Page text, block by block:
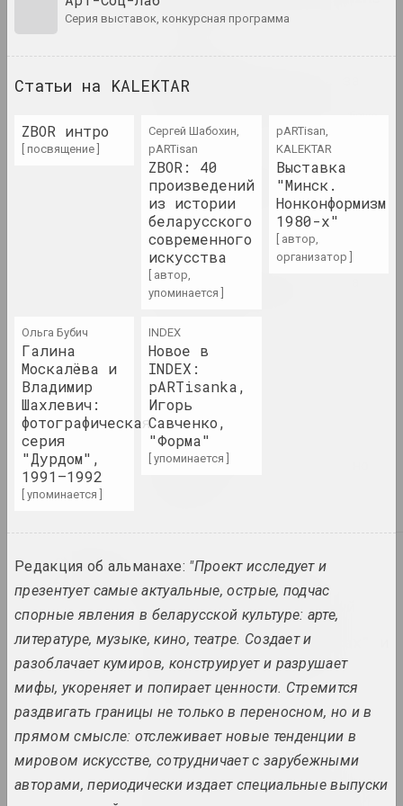
публикация
Беларусское искусство за
рубежом: апрель 2023
Андрей Дурейко
Беларусское искусство за
рубежом: май 2023
публикация
Андрей Дурейко
Беларусское искусство за
рубежом: март 2023
Chrysalis Mag, Пелагея Кудин
Захар Кудин
публикация
Статус, Дита Войт
Мимикрия. Почти белое, но
2022 Reform.by, Светлана Станкевич
"Волонтеры для них в
диковинку". Специальный
репортаж Reform.by о
беларусских "стюардессах" и
украинских беженцах на
польской границе
публикация
Reform.by
"Ёсць тое, што нельга
зруйнаваць і немагчыма
адсекчы": куратар Аляксей
серия выставок, конкурсная программа
Статьи на KALEKTAR
ZBOR интро
[ посвящение ]
Сергей Шабохин,
pARTisan
ZBOR: 40
произведений
из истории
беларусского
современного
искусства
[ автор,
упоминается ]
pARTisan,
KALEKTAR
Выставка
"Минск.
Нонконформизм
1980-х"
[ автор,
организатор ]
Ольга Бубич
Галина
Москалёва и
Владимир
Шахлевич:
фотографическая
серия
"Дурдом",
1991–1992
[ упоминается ]
INDEX
Новое в
INDEX:
pARTisanka,
Игорь
Савченко,
"Форма"
[ упоминается ]
Редакция об альманахе: "Проект исследует и
презентует самые актуальные, острые, подчас
спорные явления в беларусской культуре: арте,
литературе, музыке, кино, театре. Создает и
разоблачает кумиров, конструирует и разрушает
мифы, укореняет и попирает ценности. Стремится
раздвигать границы не только в переносном, но и в
прямом смысле: отслеживает новые тенденции в
мировом искусстве, сотрудничает с зарубежными
авторами, периодически издает специальные выпуски